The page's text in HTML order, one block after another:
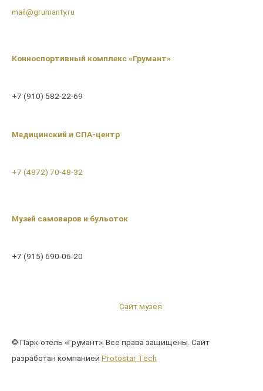
mail@grumanty.ru
Конноспортивный комплекс «Грумант»
+7 (910) 582-22-69
Медицинский и СПА-центр
+7 (4872) 70-48-32
Музей самоваров и бульоток
+7 (915) 690-06-20
Сайт музея
© Парк-отель «Грумант». Все права защищены. Сайт
разработан компанией Protostar Tech